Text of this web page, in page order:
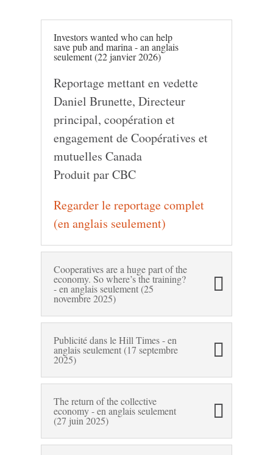
Investors wanted who can help
save pub and marina - an anglais
seulement (22 janvier 2026)
Reportage mettant en vedette
Daniel Brunette, Directeur
principal, coopération et
engagement de Coopératives et
mutuelles Canada
Produit par CBC
Regarder le reportage complet
(en anglais seulement)
Cooperatives are a huge part of the
economy. So where’s the training?
- en anglais seulement (25
novembre 2025)
Publicité dans le Hill Times - en
anglais seulement (17 septembre
2025)
The return of the collective
economy - en anglais seulement
(27 juin 2025)